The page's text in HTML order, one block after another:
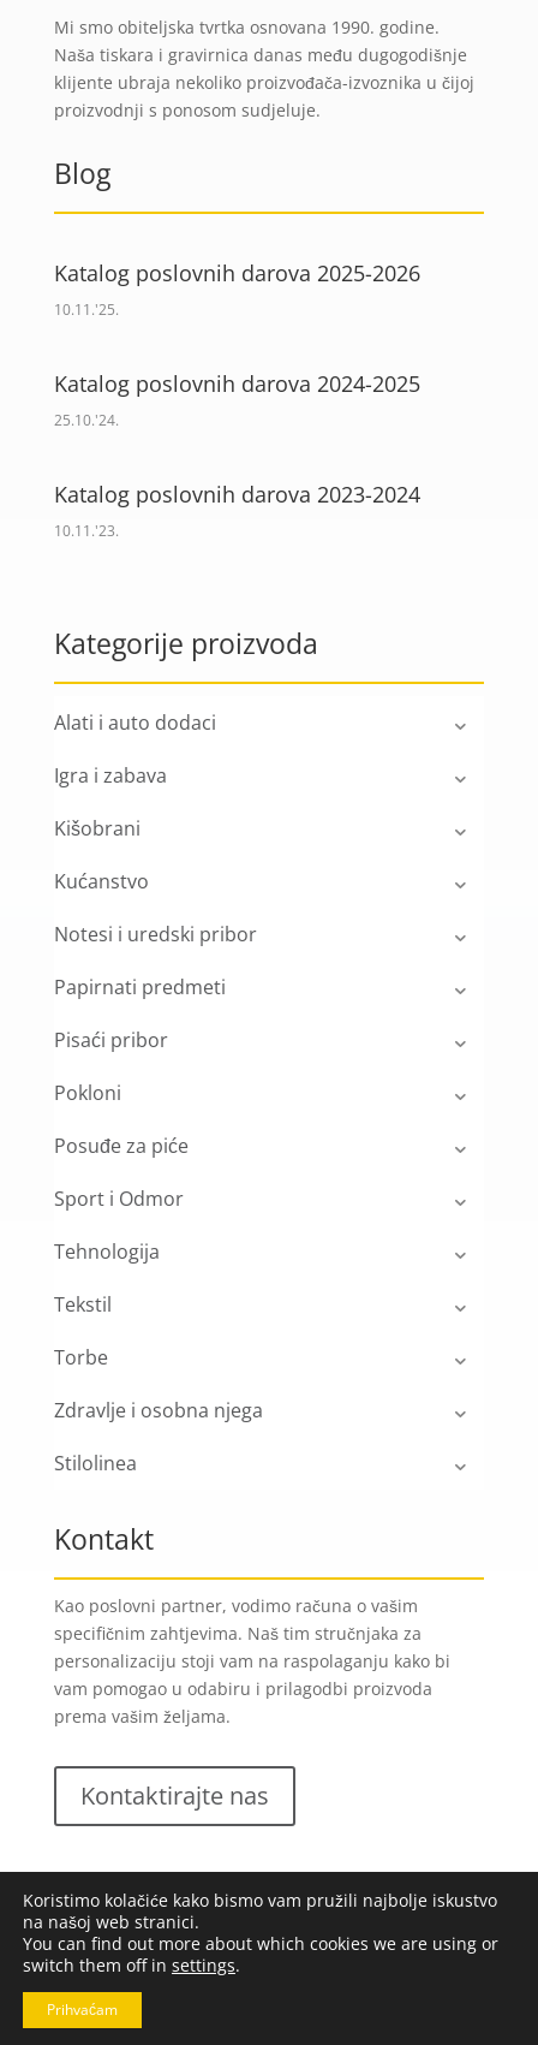
Mi smo obiteljska tvrtka osnovana 1990. godine.
Naša tiskara i gravirnica danas među dugogodišnje
klijente ubraja nekoliko proizvođača-izvoznika u čijoj
proizvodnji s ponosom sudjeluje.
Blog
Katalog poslovnih darova 2025-2026
10.11.'25.
Katalog poslovnih darova 2024-2025
25.10.'24.
Katalog poslovnih darova 2023-2024
10.11.'23.
Kategorije proizvoda
Alati i auto dodaci
Igra i zabava
Kišobrani
Kućanstvo
Notesi i uredski pribor
Papirnati predmeti
Pisaći pribor
Pokloni
Posuđe za piće
Sport i Odmor
Tehnologija
Tekstil
Torbe
Zdravlje i osobna njega
Stilolinea
Kontakt
Kao poslovni partner, vodimo računa o vašim
specifičnim zahtjevima. Naš tim stručnjaka za
personalizaciju stoji vam na raspolaganju kako bi
vam pomogao u odabiru i prilagodbi proizvoda
prema vašim željama.
Kontaktirajte nas
Lungomare d.o.o.2023. Sva prava pridržana |
Koristimo kolačiće kako bismo vam pružili najbolje iskustvo
na našoj web stranici.
You can find out more about which cookies we are using or
switch them off in settings.
Prihvaćam